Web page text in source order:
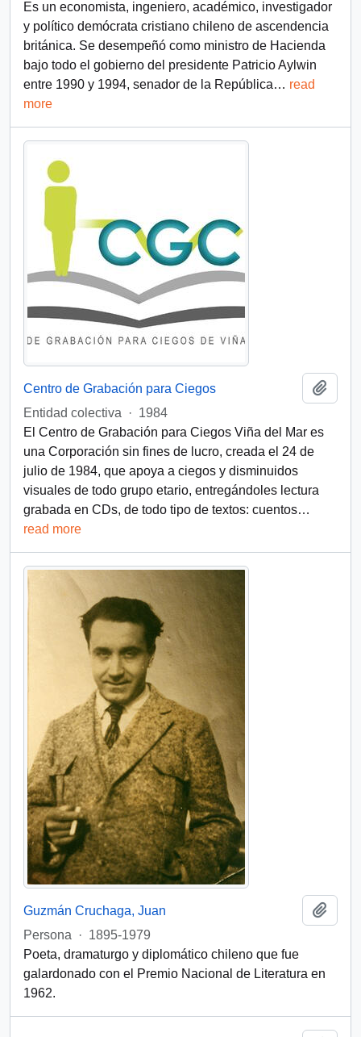
Es un economista, ingeniero, académico, investigador
y político demócrata cristiano chileno de ascendencia
británica. Se desempeñó como ministro de Hacienda
bajo todo el gobierno del presidente Patricio Aylwin
entre 1990 y 1994, senador de la República… read
more
Centro de Grabación para Ciegos
Entidad colectiva
· 1984
El Centro de Grabación para Ciegos Viña del Mar es
una Corporación sin fines de lucro, creada el 24 de
julio de 1984, que apoya a ciegos y disminuidos
visuales de todo grupo etario, entregándoles lectura
grabada en CDs, de todo tipo de textos: cuentos…
read more
Guzmán Cruchaga, Juan
Persona
· 1895-1979
Poeta, dramaturgo y diplomático chileno que fue
galardonado con el Premio Nacional de Literatura en
1962.